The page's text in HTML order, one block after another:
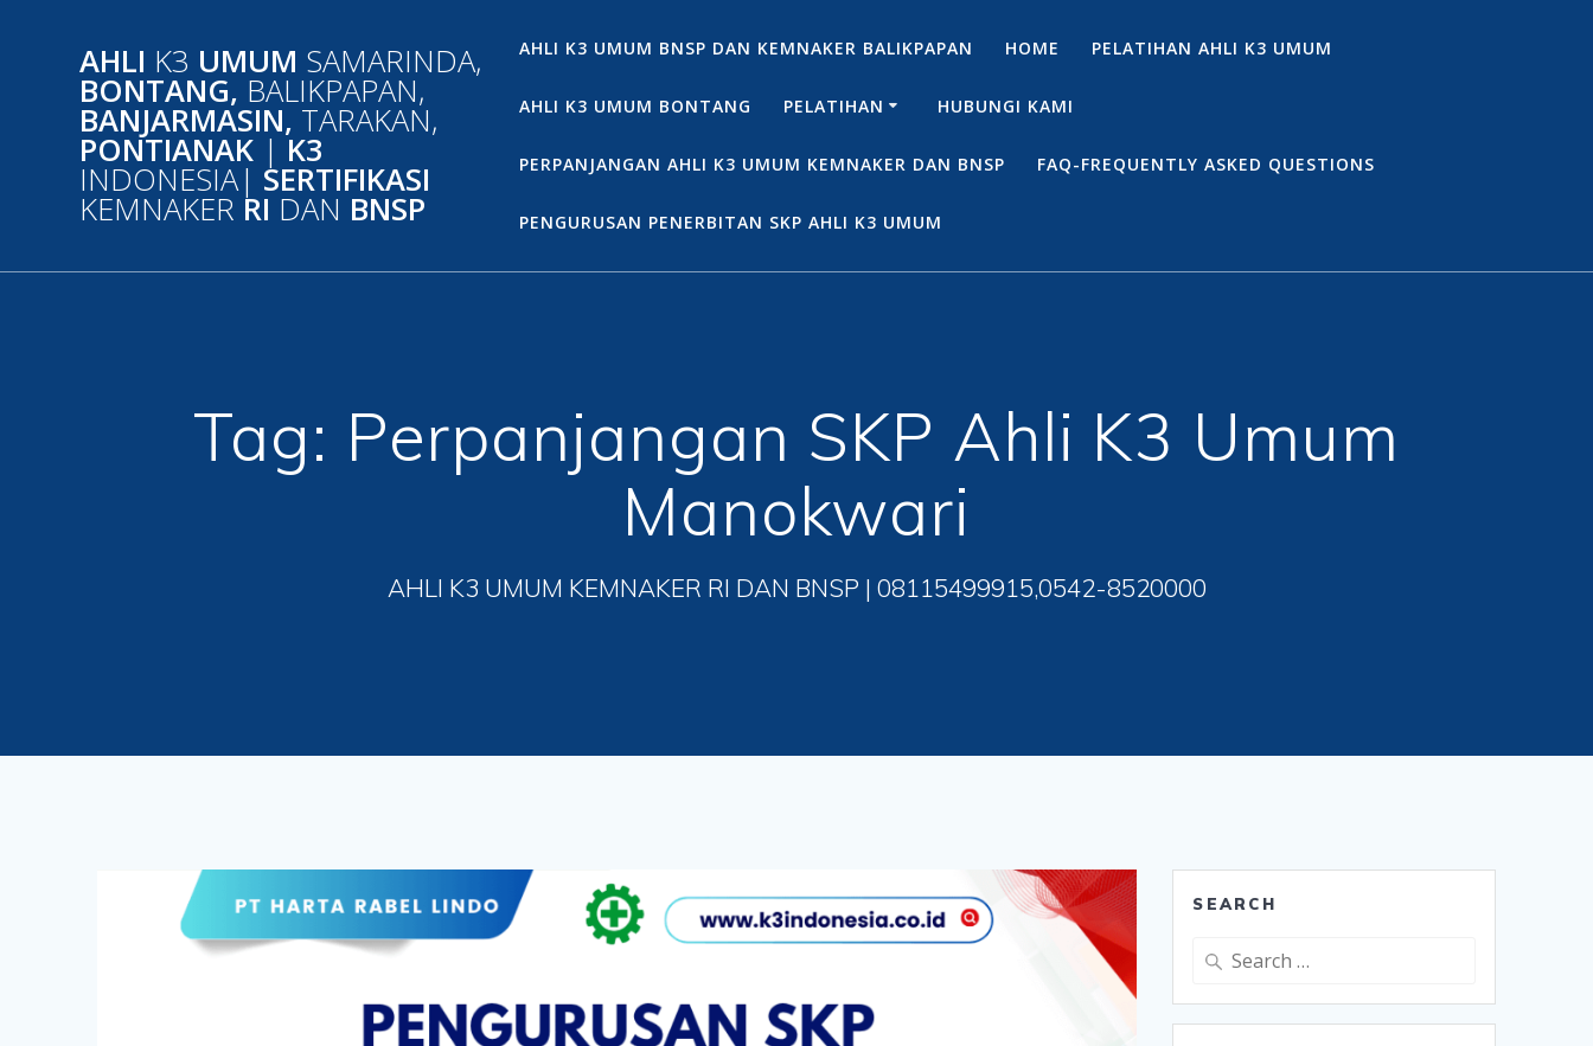
AHLI K3 UMUM SAMARINDA,
BONTANG, BALIKPAPAN,
BANJARMASIN, TARAKAN,
PONTIANAK | K3
INDONESIA| SERTIFIKASI
KEMNAKER RI DAN BNSP
AHLI K3 UMUM BNSP DAN KEMNAKER BALIKPAPAN HOME PELATIHAN AHLI K3 UMUM
AHLI K3 UMUM BONTANG PELATIHAN HUBUNGI KAMI
PERPANJANGAN AHLI K3 UMUM KEMNAKER DAN BNSP FAQ-FREQUENTLY ASKED QUESTIONS
PENGURUSAN PENERBITAN SKP AHLI K3 UMUM
Tag: Perpanjangan SKP Ahli K3 Umum
Manokwari
AHLI K3 UMUM KEMNAKER RI DAN BNSP | 08115499915,0542-8520000
SEARCH
Search